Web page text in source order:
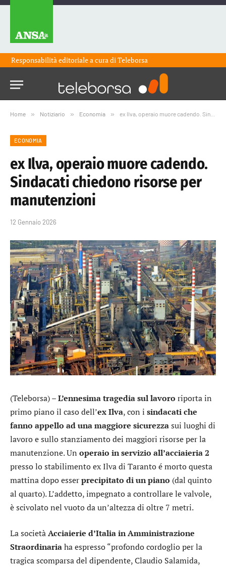
Responsabilità editoriale a cura diTeleborsa
Home » Notiziario » Economia » ex Ilva, operaio muore cadendo. Sindacati chiedono risorse per manutenzioni
ECONOMIA
ex Ilva, operaio muore cadendo.
Sindacati chiedono risorse per
manutenzioni
12 Gennaio 2026
(Teleborsa) –L’ennesima tragedia sul lavoro riporta in
primo piano il caso dell’ex Ilva, con i sindacati che
fanno appello ad una maggiore sicurezzasui luoghi di
lavoro e sullo stanziamento dei maggiori risorse per la
manutenzione. Un operaio in servizio all’acciaieria 2
presso lo stabilimento ex Ilva di Taranto é morto questa
mattina dopo esserprecipitato di un piano (dal quinto
al quarto). L’addetto, impegnato a controllare le valvole,
è scivolato nel vuoto da un’altezza di oltre 7 metri.
La societàAcciaierie d’Italia in Amministrazione
Straordinariaha espresso “profondo cordoglio per la
tragica scomparsa del dipendente, Claudio Salamida,